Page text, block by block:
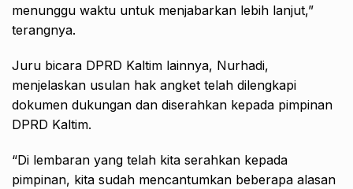
menunggu waktu untuk menjabarkan lebih lanjut,”
terangnya.
Juru bicara DPRD Kaltim lainnya, Nurhadi,
menjelaskan usulan hak angket telah dilengkapi
dokumen dukungan dan diserahkan kepada pimpinan
DPRD Kaltim.
“Di lembaran yang telah kita serahkan kepada
pimpinan, kita sudah mencantumkan beberapa alasan